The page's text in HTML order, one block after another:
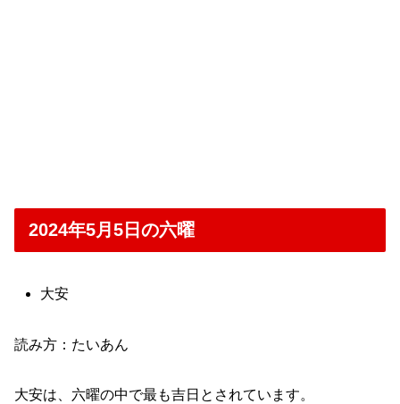
2024年5月5日の六曜
大安
読み方：たいあん
大安は、六曜の中で最も吉日とされています。